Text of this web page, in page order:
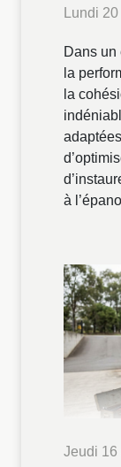
Lundi
Dans un
la
la
à
Jeudi 16